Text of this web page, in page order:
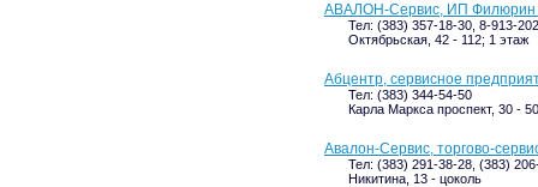
АВАЛОН-Сервис, ИП
Тел: (383) 357-18-30, 8-913-
Октябрьская, 42 - 112; 1 этаж
Абцентр, сервисное
Тел: (383) 344-54-50
Карла Маркса проспект, 30 -
Авалон-Сервис, торгово-
Тел: (383) 291-38-28, (383)
Никитина, 13 - цоколь